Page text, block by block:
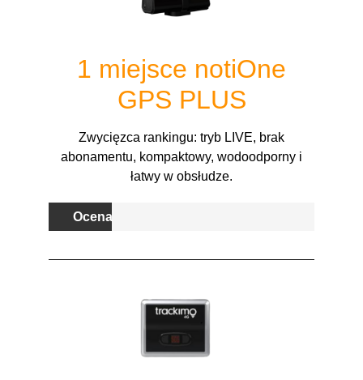
1 miejsce notiOne
GPS PLUS
Zwycięzca rankingu: tryb LIVE, brak
abonamentu, kompaktowy, wodoodporny i
łatwy w obsłudze.
Ocena